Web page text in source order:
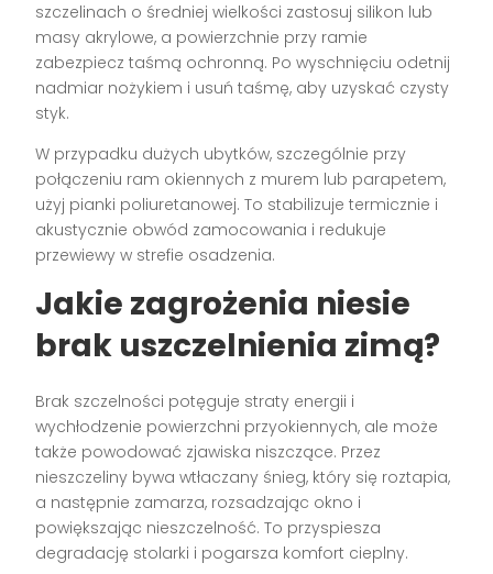
szczelinach o średniej wielkości zastosuj silikon lub
masy akrylowe, a powierzchnie przy ramie
zabezpiecz taśmą ochronną. Po wyschnięciu odetnij
nadmiar nożykiem i usuń taśmę, aby uzyskać czysty
styk.
W przypadku dużych ubytków, szczególnie przy
połączeniu ram okiennych z murem lub parapetem,
użyj pianki poliuretanowej. To stabilizuje termicznie i
akustycznie obwód zamocowania i redukuje
przewiewy w strefie osadzenia.
Jakie zagrożenia niesie
brak uszczelnienia zimą?
Brak szczelności potęguje straty energii i
wychłodzenie powierzchni przyokiennych, ale może
także powodować zjawiska niszczące. Przez
nieszczeliny bywa wtłaczany śnieg, który się roztapia,
a następnie zamarza, rozsadzając okno i
powiększając nieszczelność. To przyspiesza
degradację stolarki i pogarsza komfort cieplny.